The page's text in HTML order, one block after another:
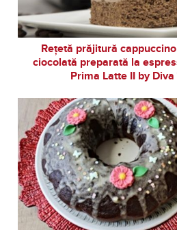
Rețetă prăjitură
ciocolată preparată la
Prima Latte II by